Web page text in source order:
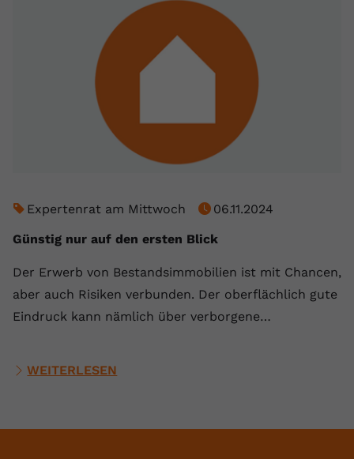
Expertenrat am Mittwoch
06.11.2024
Günstig nur auf den ersten Blick
Der Erwerb von Bestandsimmobilien ist mit Chancen,
aber auch Risiken verbunden. Der oberflächlich gute
Eindruck kann nämlich über verborgene…
WEITERLESEN